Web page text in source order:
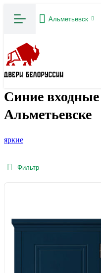
Альметьевск
Синие
Альметьевске
яркие
Фильтр